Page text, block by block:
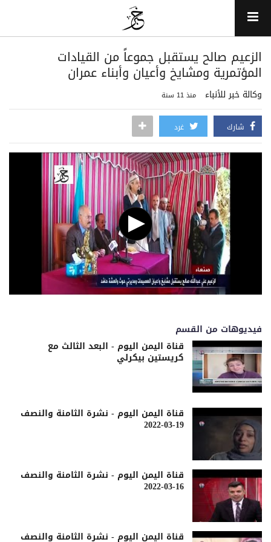
الزعيم صالح يستقبل جموعاً من القيادات
المؤتمرية ومشايخ وأعيان وأبناء عمران
وكالة خبر للأنباء منذ 11 سنة
شارك غرد
فيديوهات من القسم
قناة اليمن اليوم - البعد الثالث مع
كريستين بيكرلي
قناة اليمن اليوم - نشرة الثامنة والنصف
19-03-2022
قناة اليمن اليوم - نشرة الثامنة والنصف
16-03-2022
قناة اليمن اليوم - نشرة الثامنة والنصف